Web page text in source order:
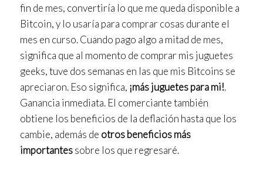
fin de mes, convertiría lo que me queda disponible a
Bitcoin, y lo usaría para comprar cosas durante el
mes en curso. Cuando pago algo a mitad de mes,
significa que al momento de comprar mis juguetes
geeks, tuve dos semanas en las que mis Bitcoins se
apreciaron. Eso significa, ¡más juguetes para mi!.
Ganancia inmediata. El comerciante también
obtiene los beneficios de la deflación hasta que los
cambie, además de otros beneficios más
importantessobre los que regresaré.